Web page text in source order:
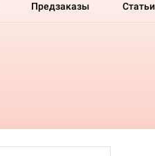
Предзаказы Статьи